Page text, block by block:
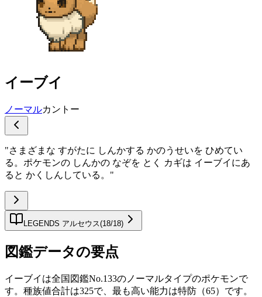
イーブイ
ノーマルカントー
"さまざまな すがたに しんかする かのうせいを ひめてい
る。ポケモンの しんかの なぞを とく カギは イーブイにあ
ると かくしんしている。 "
LEGENDS アルセウス(18/18)
図鑑データの要点
イーブイは全国図鑑No.133のノーマルタイプのポケモンで
す。種族値合計は325で、最も高い能力は特防（65）です。